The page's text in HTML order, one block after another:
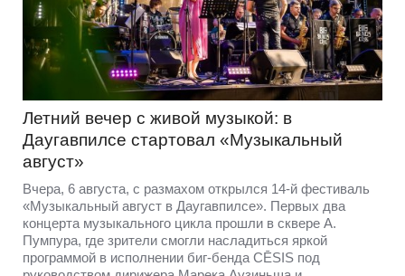
Летний вечер с живой музыкой: в
Даугавпилсе стартовал «Музыкальный
август»
Вчера, 6 августа, с размахом открылся 14-й фестиваль
«Музыкальный август в Даугавпилсе». Первых два
концерта музыкального цикла прошли в сквере А.
Пумпура, где зрители смогли насладиться яркой
программой в исполнении биг-бенда CĒSIS под